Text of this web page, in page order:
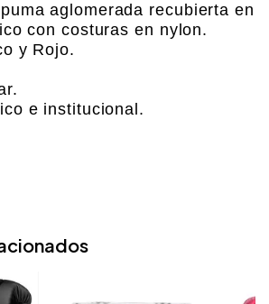
aglomerada recubierta en
con costuras en nylon.
y Rojo.
e institucional.